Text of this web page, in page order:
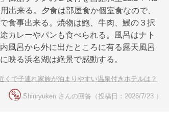
出来る。夕食は部屋食か個室食なので、
食事出来る。焼物は鮑、牛肉、鰻の３択
カレーやパンも食べられる。風呂はナト
風呂から外に出たところに有る露天風呂
映る浜名湖は絶景で感動する。
くで子連れ家族が泊まりやすい温泉付きホテルは？
Shinryuken さんの回答（投稿日：2026/7/23 ）